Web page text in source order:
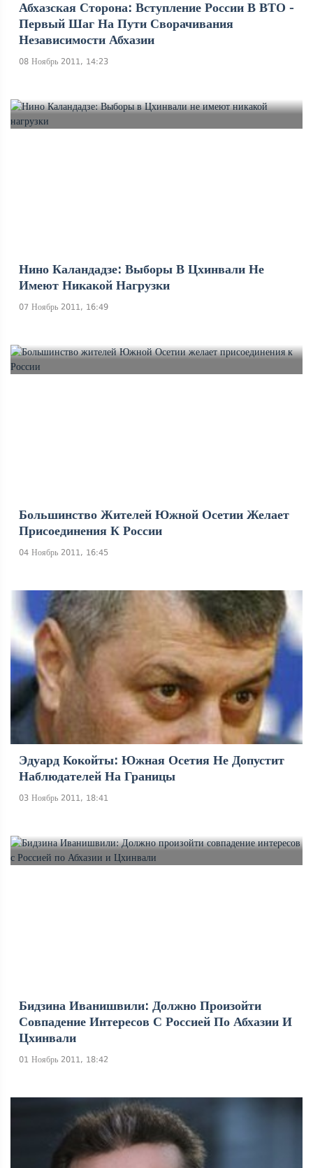
Абхазская Сторона: Вступление России В ВТО -
Первый Шаг На Пути Сворачивания
Независимости Абхазии
08 Ноябрь 2011, 14:23
Нино Каландадзе: Выборы В Цхинвали Не
Имеют Никакой Нагрузки
07 Ноябрь 2011, 16:49
Большинство Жителей Южной Осетии Желает
Присоединения К России
04 Ноябрь 2011, 16:45
Эдуард Кокойты: Южная Осетия Не Допустит
Наблюдателей На Границы
03 Ноябрь 2011, 18:41
Бидзина Иванишвили: Должно Произойти
Совпадение Интересов С Россией По Абхазии И
Цхинвали
01 Ноябрь 2011, 18:42